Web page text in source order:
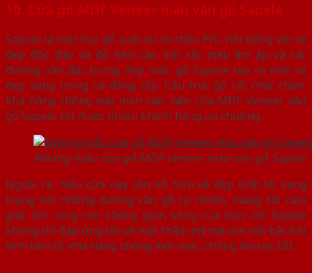
10. Cửa gỗ MDF Veneer màu vân gỗ Sapele
Sapele là một loại gỗ xuất xứ từ châu Phi, nổi tiếng với vẻ
đẹp độc đáo và độ bền cao. Với sắc màu ấm áp và các
đường vân đặc trưng đẹp mắt, gỗ Sapele tạo ra một vẻ
đẹp sang trọng và đẳng cấp. Cấu trúc gỗ rất chắc chắn,
khả năng chống mài mòn cao, nên cửa MDF Veneer vân
gỗ Sapele rất được nhiều khách hàng ưa chuộng.
Những mẫu cửa gỗ MDF Veneer màu vân gỗ Sapele
Ngoài ra, mẫu cửa này còn sở hữu vẻ đẹp tinh tế, sang
trọng với những đường vân gỗ tự nhiên, mang tới cảm
giác ấm cúng cho không gian sống của bạn. Gỗ Sapele
không chỉ đáp ứng tốt về mặt thẩm mỹ mà còn nổi bật bởi
tính bền bỉ, khả năng chống mối mọt, chống ẩm cực tốt.